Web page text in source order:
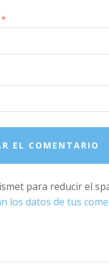
*
para reducir el
los datos de tus